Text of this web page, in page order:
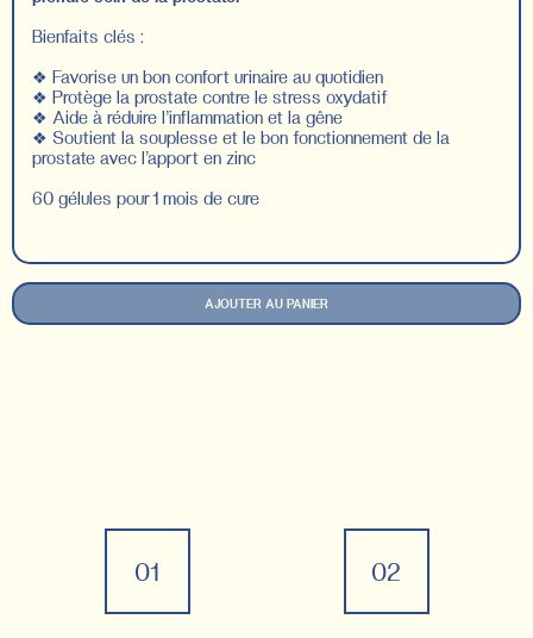
Bienfaits clés :
❖ Favorise un bon confort urinaire au quotidien
❖ Protège la prostate contre le stress oxydatif
❖ Aide à réduire l’inflammation et la gêne
❖ Soutient la souplesse et le bon fonctionnement de la
prostate avec l’apport en zinc
60 gélules pour 1 mois de cure
AJOUTER AU PANIER
01 02